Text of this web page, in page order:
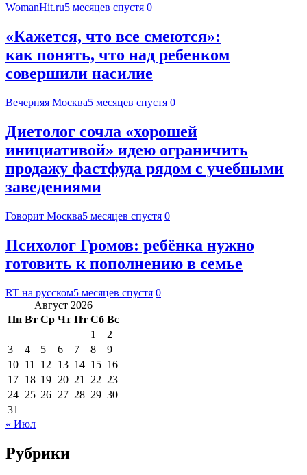
WomanHit.ru5 месяцев спустя 0
«Кажется, что все смеются»:
как понять, что над ребенком
совершили насилие
Вечерняя Москва5 месяцев спустя 0
Диетолог сочла «хорошей
инициативой» идею ограничить
продажу фастфуда рядом с учебными
заведениями
Говорит Москва5 месяцев спустя 0
Психолог Громов: ребёнка нужно
готовить к пополнению в семье
RT на русском5 месяцев спустя 0
Август 2026
Пн Вт Ср Чт Пт Сб Вс
1
2
3
4 5 6 7 8
9
10 11 12 13 14 15 16
17 18 19 20 21 22 23
24 25 26 27 28 29 30
31
« Июл
Рубрики